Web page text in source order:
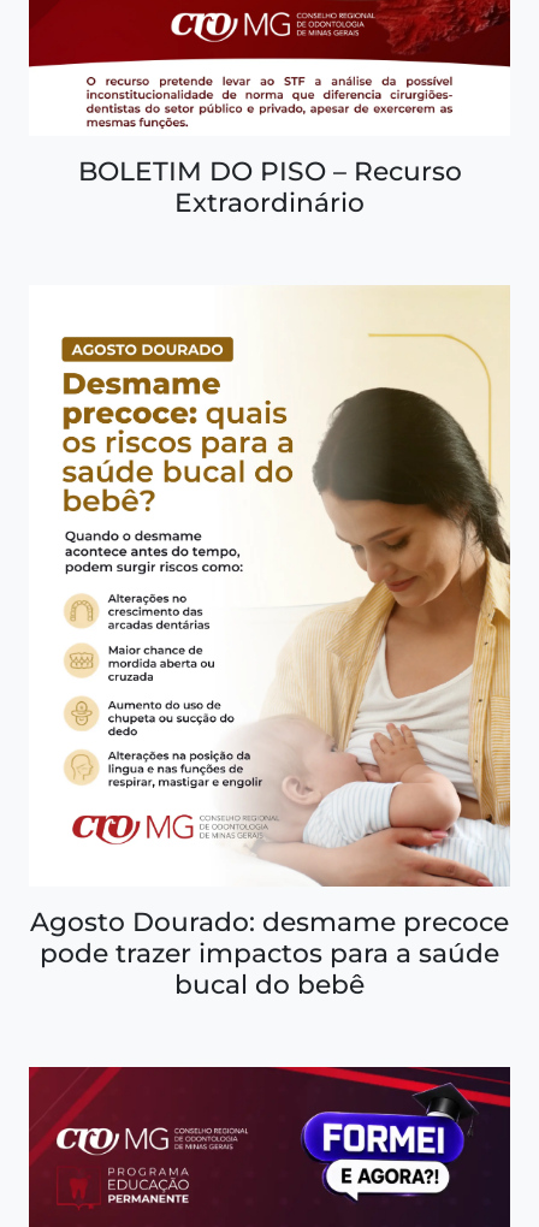
BOLETIM DO PISO – Recurso
Extraordinário
Agosto Dourado: desmame precoce
pode trazer impactos para a saúde
bucal do bebê